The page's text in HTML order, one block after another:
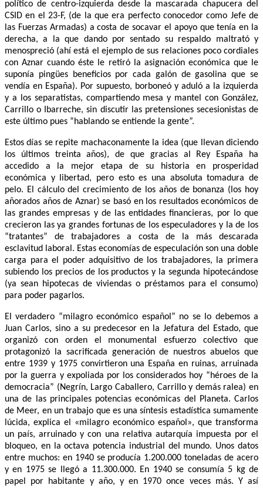
político de centro-izquierda desde la mascarada chapucera del
CSID en el 23-F, (de la que era perfecto conocedor como Jefe de
las Fuerzas Armadas) a costa de socavar el apoyo que tenía en la
derecha, a la que dando por sentado su respaldo maltrató y
menospreció (ahí está el ejemplo de sus relaciones poco cordiales
con Aznar cuando éste le retiró la asignación económica que le
suponía pingües beneficios por cada galón de gasolina que se
vendía en España). Por supuesto, borboneó y aduló a la izquierda
y a los separatistas, compartiendo mesa y mantel con González,
Carrillo o Ibarreche, sin discutir las pretensiones secesionistas de
este último pues “hablando se entiende la gente”.
Estos días se repite machaconamente la idea (que llevan diciendo
los últimos treinta años), de que gracias al Rey España ha
accedido a la mejor etapa de su historia en prosperidad
económica y libertad, pero esto es una absoluta tomadura de
pelo. El cálculo del crecimiento de los años de bonanza (los hoy
añorados años de Aznar) se basó en los resultados económicos de
las grandes empresas y de las entidades financieras, por lo que
crecieron las ya grandes fortunas de los especuladores y la de los
“tratantes” de trabajadores a costa de la más descarada
esclavitud laboral. Estas economías de especulación son una doble
carga para el poder adquisitivo de los trabajadores, la primera
subiendo los precios de los productos y la segunda hipotecándose
(ya sean hipotecas de viviendas o préstamos para el consumo)
para poder pagarlos.
El verdadero “milagro económico español” no se lo debemos a
Juan Carlos, sino a su predecesor en la Jefatura del Estado, que
organizó con orden el monumental esfuerzo colectivo que
protagonizó la sacrificada generación de nuestros abuelos que
entre 1939 y 1975 convirtieron una España en ruinas, arruinada
por la guerra y expoliada por los considerados hoy “héroes de la
democracia” (Negrín, Largo Caballero, Carrillo y demás ralea) en
una de las principales potencias económicas del Planeta. Carlos
de Meer, en un trabajo que es una síntesis estadística sumamente
lúcida, explica el «milagro económico español», que transforma
un país, arruinado y con una relativa autarquía impuesta por el
bloqueo, en la octava potencia industrial del mundo. Unos datos
entre muchos: en 1940 se producía 1.200.000 toneladas de acero
y en 1975 se llegó a 11.300.000. En 1940 se consumía 5 kg de
papel por habitante y año, y en 1970 once veces más. Y así